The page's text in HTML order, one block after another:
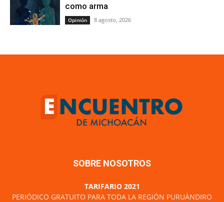
como arma
Opinión 8 agosto, 2026
SOBRE NOSOTROS
TARIFARIO 2021
PERIÓDICO GRATUITO PARA TODA LA REGIÓN PURUÁNDIRO